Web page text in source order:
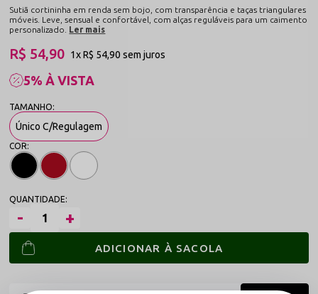
Sutiã cortininha em renda sem bojo, com transparência e taças triangulares
móveis. Leve, sensual e confortável, com alças reguláveis para um caimento
personalizado.
Ler mais
5% À VISTA
R$ 54,90 1xR$ 54,90sem juros
Único C/Regulagem
ADICIONAR À SACOLA